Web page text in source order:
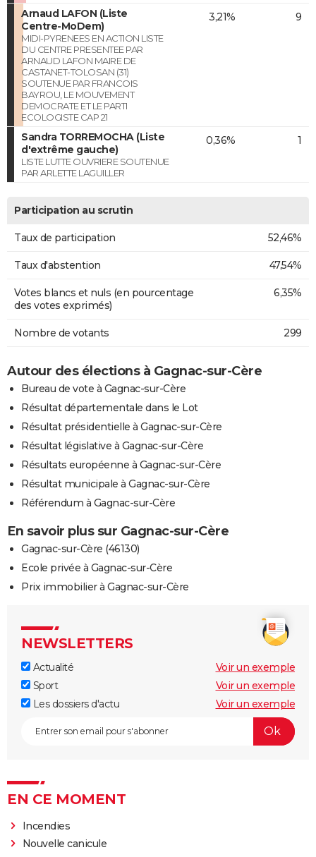
Arnaud LAFON (Liste
Centre-MoDem)
MIDI-PYRENEES EN ACTION LISTE
DU CENTRE PRESENTEE PAR
ARNAUD LAFON MAIRE DE
CASTANET-TOLOSAN (31)
SOUTENUE PAR FRANCOIS
BAYROU, LE MOUVEMENT
DEMOCRATE ET LE PARTI
ECOLOGISTE CAP 21
3,21% 9
Sandra TORREMOCHA (Liste
d'extrême gauche)
LISTE LUTTE OUVRIERE SOUTENUE
PAR ARLETTE LAGUILLER
0,36% 1
Participation au scrutin
Taux de participation 52,46%
Taux d'abstention 47,54%
Votes blancs et nuls (en pourcentage
des votes exprimés)
6,35%
Nombre de votants 299
Autour des élections à Gagnac-sur-Cère
Bureau de vote à Gagnac-sur-Cère
Résultat départementale dans le Lot
Résultat présidentielle à Gagnac-sur-Cère
Résultat législative à Gagnac-sur-Cère
Résultats européenne à Gagnac-sur-Cère
Résultat municipale à Gagnac-sur-Cère
Référendum à Gagnac-sur-Cère
En savoir plus sur Gagnac-sur-Cère
Gagnac-sur-Cère (46130)
Ecole privée à Gagnac-sur-Cère
Prix immobilier à Gagnac-sur-Cère
NEWSLETTERS
Actualité
Voir un exemple
Sport
Voir un exemple
Les dossiers d'actu
Voir un exemple
EN CE MOMENT
Incendies
Nouvelle canicule